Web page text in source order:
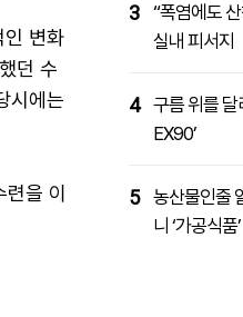
인 변화
던 수
시에는
을 이
3 “폭염에도
실내 피서지
4 구름 위를 달
EX90’
5 농산물인줄
니 ‘가공식품’